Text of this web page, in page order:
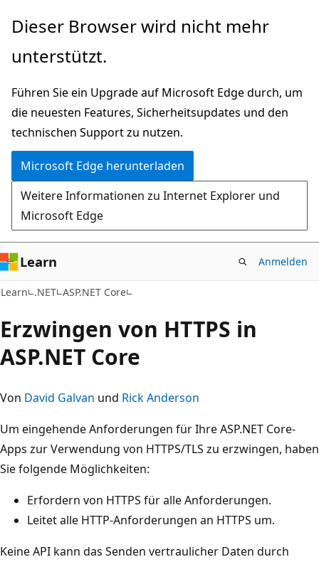
Zu
wechseln
Dieser Browser wird nicht mehr
unterstützt.
Führen Sie ein Upgrade auf Microsoft Edge durch, um
die neuesten Features, Sicherheitsupdates und den
technischen Support zu nutzen.
Microsoft Edge herunterladen
Weitere Informationen zu Internet Explorer und
Microsoft Edge
Learn Anmelden
Learn .NET ASP.NET Core
Erzwingen von HTTPS in
ASP.NET Core
Von David Galvan und Rick Anderson
Um eingehende Anforderungen für Ihre ASP.NET Core-
Apps zur Verwendung von HTTPS/TLS zu erzwingen, haben
Sie folgende Möglichkeiten:
Erfordern von HTTPS für alle Anforderungen.
Leitet alle HTTP-Anforderungen an HTTPS um.
Keine API kann das Senden vertraulicher Daten durch